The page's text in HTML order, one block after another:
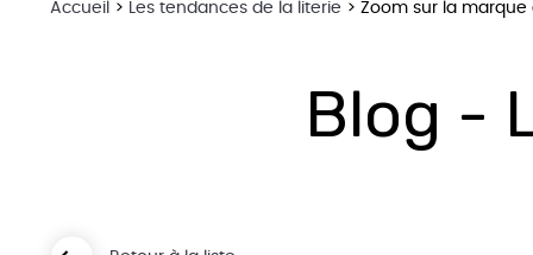
Par Marque
Matelas
Matelas
Accueil Les tendances de la literie Zoom sur la marque
Blog -